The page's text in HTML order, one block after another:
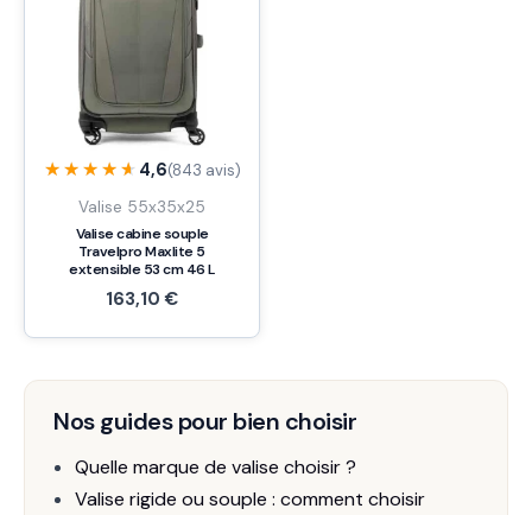
★★★★★
★★★★★ 4,6(843 avis)
Valise 55x35x25
Valise cabine souple
Travelpro Maxlite 5
extensible 53 cm 46 L
163,10€
Nos guides pour bien choisir
Quelle marque de valise choisir ?
Valise rigide ou souple : comment choisir